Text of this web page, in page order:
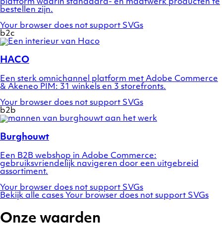
platform waarin standaard- en maatwerk producten te
bestellen zijn.
Your browser does not support SVGs
b2c
Show
preview
of
HACO
HACO
Een sterk omnichannel platform met Adobe Commerce
& Akeneo PIM: 31 winkels en 3 storefronts.
Your browser does not support SVGs
b2b
Show
preview
of
Burghouwt
Burghouwt
Een B2B webshop in Adobe Commerce:
gebruiksvriendelijk navigeren door een uitgebreid
assortiment.
Your browser does not support SVGs
Bekijk alle cases Your browser does not support SVGs
Onze waarden